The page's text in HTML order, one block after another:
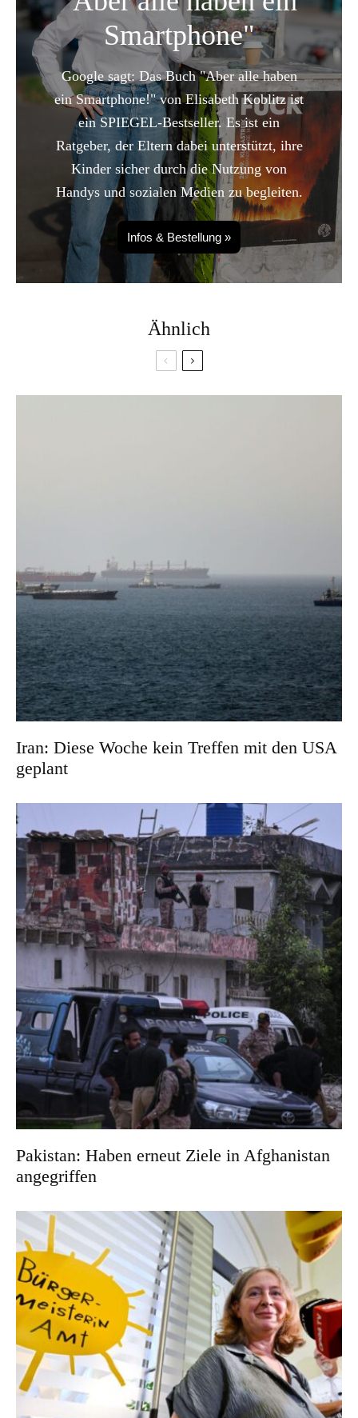
Smartphone"
Google sagt: Das Buch "Aber alle haben
ein Smartphone!" von Elisabeth Koblitz ist
ein SPIEGEL-Bestseller. Es ist ein
Ratgeber, der Eltern dabei unterstützt, ihre
Kinder sicher durch die Nutzung von
Handys und sozialen Medien zu begleiten.
Infos & Bestellung »
Ähnlich
Iran: Diese Woche kein Treffen mit den USA
geplant
Pakistan: Haben erneut Ziele in Afghanistan
angegriffen